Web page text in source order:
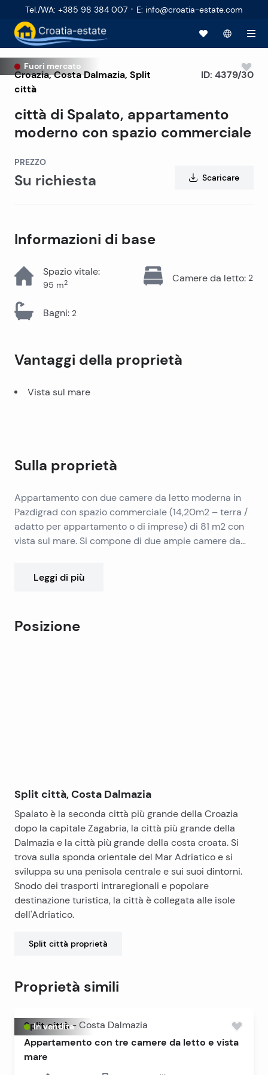
Tel./WA: +385 98 384 007 · E: info@croatia-estate.com
Fuori mercato
Croazia,Costa Dalmazia, Split
città
città di Spalato, appartamento
moderno con spazio commerciale
ID: 4379/30
PREZZO
Su richiesta Scaricare
Informazioni di base
Spazio vitale:
95 m2 Camere da letto: 2
Bagni: 2
Vantaggi della proprietà
Vista sul mare
Sulla proprietà
Appartamento con due camere da letto moderna in
Pazdigrad con spazio commerciale (14,20m2 – terra /
adatto per appartamento o di imprese) di 81 m2 con
vista sul mare. Si compone di due ampie camere da
Completamente nuovo arredato e corredato.
Leggi di più
Posizione
Split città, Costa Dalmazia
Spalato è la seconda città più grande della Croazia
dopo la capitale Zagabria, la città più grande della
Dalmazia e la città più grande della costa croata. Si
trova sulla sponda orientale del Mar Adriatico e si
sviluppa su una penisola centrale e sui suoi dintorni.
Snodo dei trasporti intraregionali e popolare
destinazione turistica, la città è collegata alle isole
dell'Adriatico.
Split città proprietà
Proprietà simili
In vendita
Split città - Costa Dalmazia
Appartamento con tre camere da letto e vista
mare